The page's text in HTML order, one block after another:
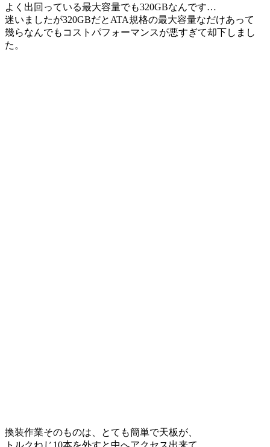
よく出回っている最大容量でも320GBなんです…
迷いましたが320GBだとATA規格の最大容量なだけあって
幾らなんでもコストパフォーマンスが悪すぎて却下しまし
た。
換装作業そのものは、とても簡単で天板が、
トルクねじ10本を外すと中へアクセス出来て